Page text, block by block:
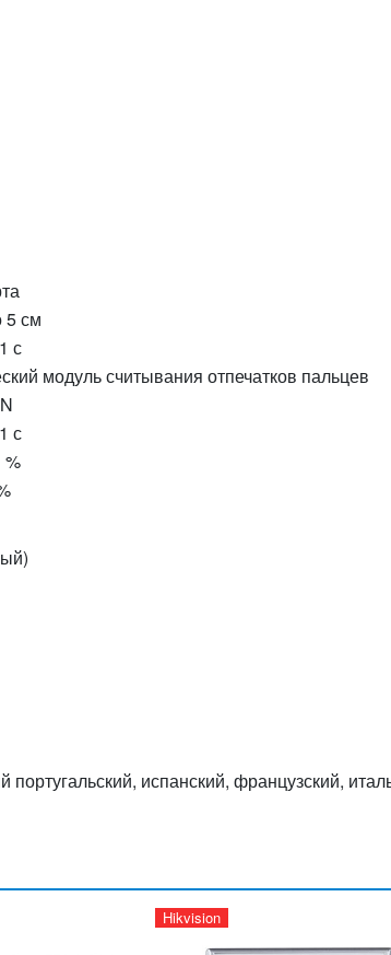
5 см
с
модуль считывания отпечатков пальцев
с
%
португальский, испанский, французский,
Hikvision